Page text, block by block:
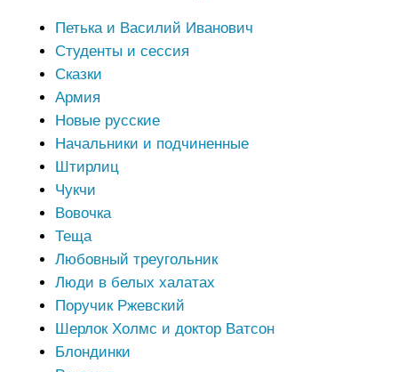
Петька и Василий Иванович
Студенты и сессия
Сказки
Армия
Новые русские
Начальники и подчиненные
Штирлиц
Чукчи
Вовочка
Теща
Любовный треугольник
Люди в белых халатах
Поручик Ржевский
Шерлок Холмс и доктор Ватсон
Блондинки